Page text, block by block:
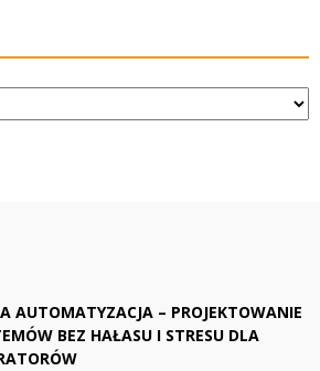
AUTOMATYZACJA – PROJEKTOWANIE
BEZ HAŁASU I STRESU DLA